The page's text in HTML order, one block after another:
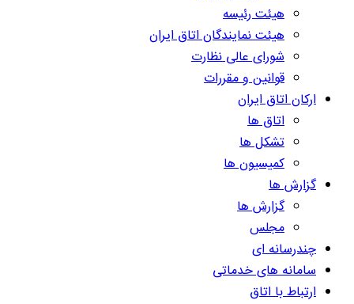
هیئت رئیسه
هیئت نمایندگان اتاق ایران
شورای عالی نظارت
قوانین و مقررات
ارکان اتاق ایران
اتاق ها
تشکل ها
کمیسیون ها
گزارش ها
گزارش ها
مجلس
چندرسانه ای
سامانه های خدماتی
ارتباط با اتاق